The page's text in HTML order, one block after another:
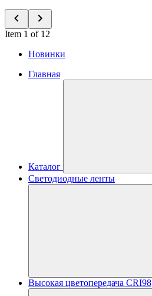
Item 1 of 12
Новинки
Главная
Каталог
Светодиодные ленты
Высокая цветопередача CRI98